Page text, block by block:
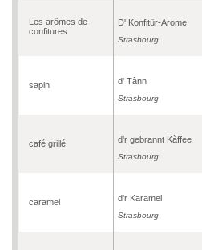
Les arômes de
confitures
D' Konfitür-Arome
Strasbourg
sapin d' Tànn
Strasbourg
café grillé d'r gebrannt Kàffee
Strasbourg
caramel d'r Karamel
Strasbourg